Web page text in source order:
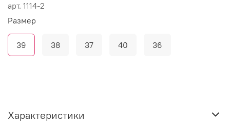
арт. 1114-2
Размер
39 38 37 40 36
Характеристики